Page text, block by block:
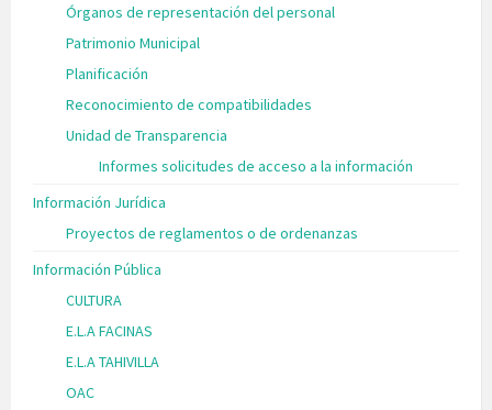
Órganos de representación del personal
Patrimonio Municipal
Planificación
Reconocimiento de compatibilidades
Unidad de Transparencia
Informes solicitudes de acceso a la información
Información Jurídica
Proyectos de reglamentos o de ordenanzas
Información Pública
CULTURA
E.L.A FACINAS
E.L.A TAHIVILLA
OAC